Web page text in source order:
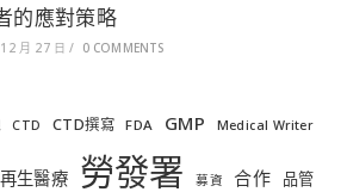
的應對策略
月 27 日 / 0 COMMENTS
CTD CTD撰寫 FDA GMP Medical Writer
再生醫療 勞發署 募資 合作 品管